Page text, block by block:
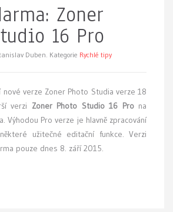
Zoner
16 Pro
Duben. Kategorie Rychlé tipy
nové verze Zoner Photo Studia verze 18
verzi Zoner Photo Studio 16 Prona
Výhodou Pro verze je hlavně zpracování
užitečné editační funkce. Verzi
pouze dnes 8. září 2015.